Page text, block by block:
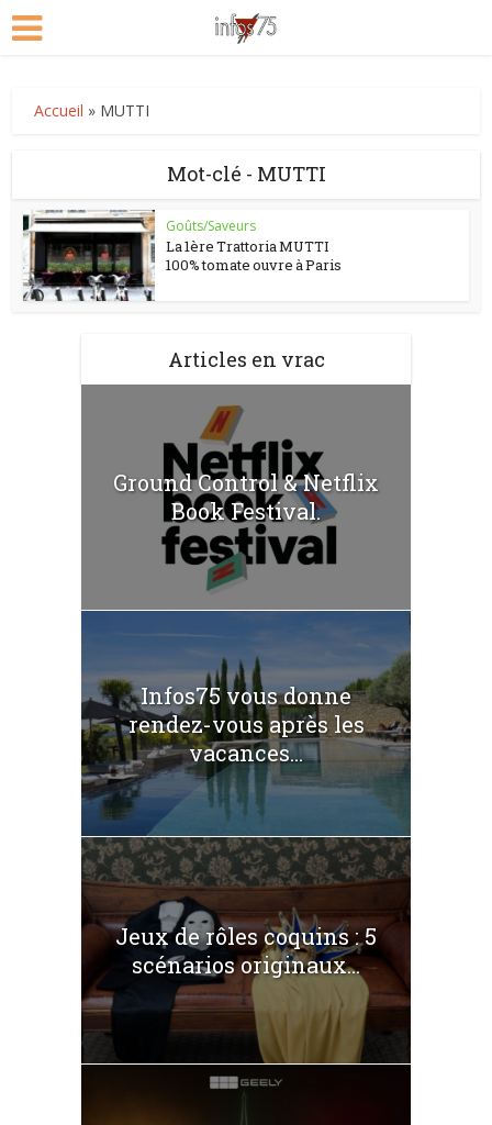
Accueil » MUTTI
Mot-clé - MUTTI
Goûts/Saveurs
La 1ère Trattoria MUTTI
100% tomate ouvre à Paris
Articles en vrac
Ground Control & Netflix
Book Festival.
Infos75 vous donne
rendez-vous après les
vacances...
Jeux de rôles coquins : 5
scénarios originaux...